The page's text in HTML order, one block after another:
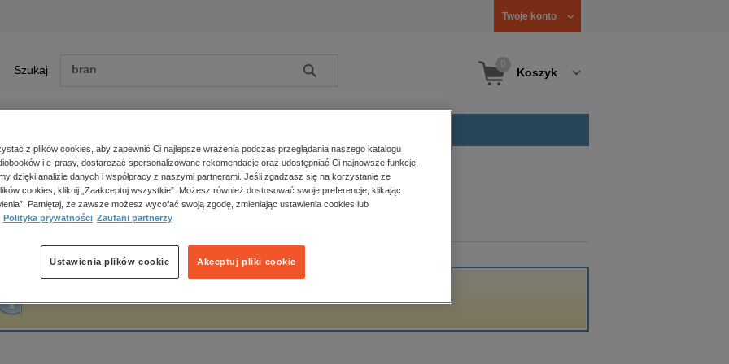
Twoje konto
Szukaj Szukaj Koszyk
Zobacz wszystkie E-prasa
polityka, społeczno-informacyjne
psychologiczne
popularno-naukowe
historia
główna Iwona Boniecka
Boniecka
z plików cookies, aby zapewnić Ci najlepsze wrażenia podczas przeglądania naszego katalogu
i e-prasy, dostarczać spersonalizowane rekomendacje oraz udostępniać Ci najnowsze funkcje,
dzięki analizie danych i współpracy z naszymi partnerami. Jeśli zgadzasz się na korzystanie ze
cookies, kliknij „Zaakceptuj wszystkie”. Możesz również dostosować swoje preferencje, klikając
Pamiętaj, że zawsze możesz wycofać swoją zgodę, zmieniając ustawienia cookies lub
Polityka prywatności Zaufani partnerzy
Akceptuj pliki cookie
Ustawienia plików cookie